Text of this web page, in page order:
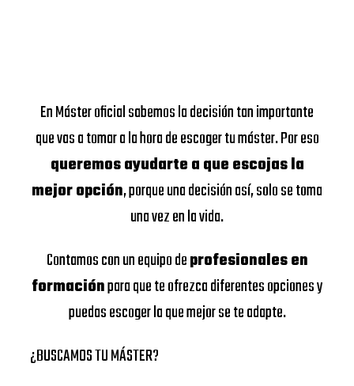
En Máster oficial sabemos la decisión tan importante
que vas a tomar a la hora de escoger tu máster. Por eso
queremos ayudarte a que escojas la
mejor opción, porque una decisión así, solo se toma
una vez en la vida.
Contamos con un equipo deprofesionales en
formaciónpara que te ofrezca diferentes opciones y
puedas escoger la que mejor se te adapte.
¿BUSCAMOS TU MÁSTER?